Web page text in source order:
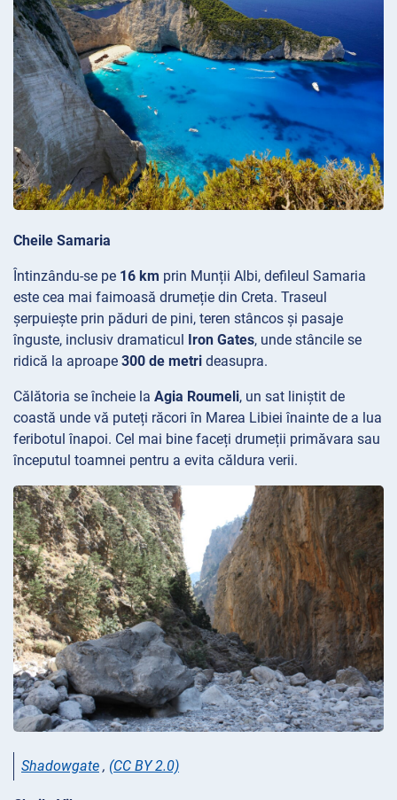
Cheile Samaria
Întinzându-se pe 16 km prin Munții Albi, defileul Samaria
este cea mai faimoasă drumeție din Creta. Traseul
șerpuiește prin păduri de pini, teren stâncos și pasaje
înguste, inclusiv dramaticul Iron Gates, unde stâncile se
ridică la aproape 300 de metri deasupra.
Călătoria se încheie la Agia Roumeli, un sat liniștit de
coastă unde vă puteți răcori în Marea Libiei înainte de a lua
feribotul înapoi. Cel mai bine faceți drumeții primăvara sau
începutul toamnei pentru a evita căldura verii.
Shadowgate , (CC BY 2.0)